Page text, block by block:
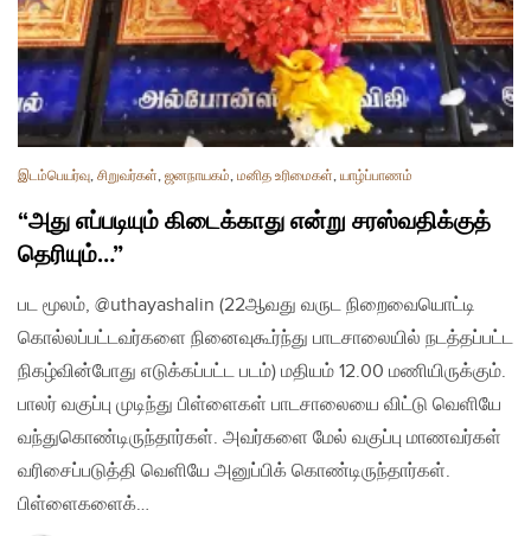
இடம்பெயர்வு, சிறுவர்கள், ஜனநாயகம், மனித உரிமைகள், யாழ்ப்பாணம்
“அது எப்படியும் கிடைக்காது என்று சரஸ்வதிக்குத்
தெரியும்…”
பட மூலம், @uthayashalin (22ஆவது வருட நிறைவையொட்டி
கொல்லப்பட்டவர்களை நினைவுகூர்ந்து பாடசாலையில் நடத்தப்பட்ட
நிகழ்வின்போது எடுக்கப்பட்ட படம்) மதியம் 12.00 மணியிருக்கும்.
பாலர் வகுப்பு முடிந்து பிள்ளைகள் பாடசாலையை விட்டு வெளியே
வந்துகொண்டிருந்தார்கள். அவர்களை மேல் வகுப்பு மாணவர்கள்
வரிசைப்படுத்தி வெளியே அனுப்பிக் கொண்டிருந்தார்கள்.
பிள்ளைகளைக்…